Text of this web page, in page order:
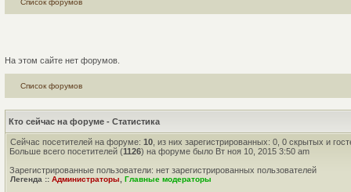
Список форумов
На этом сайте нет форумов.
Список форумов
Кто сейчас на форуме - Статистика
Сейчас посетителей на форуме: 10 , из них зарегистрированных: 0, 0 скрытых и
Больше всего посетителей (1126) на форуме было Вт ноя 10, 2015 3:50 am
Зарегистрированные пользователи: нет зарегистрированных пользователей
Легенда :: Администраторы Главные модераторы